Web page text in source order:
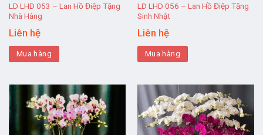
LD LHD 053 – Lan Hồ Điệp Tặng
Nhà Hàng
Liên hệ
Mua hàng
LD LHD 056 – Lan Hồ Điệp Tặng
Sinh Nhật
Liên hệ
Mua hàng